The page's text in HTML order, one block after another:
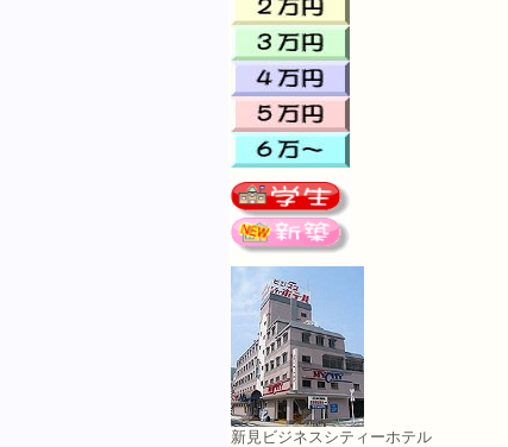
新見ビジネスシティーホテル